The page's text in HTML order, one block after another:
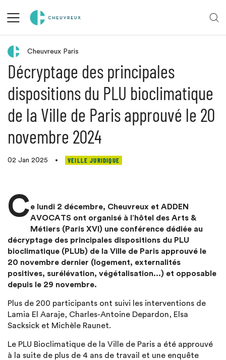
Veille juridique
Cheuvreux Paris
Décryptage des principales
dispositions du PLU bioclimatique
de la Ville de Paris approuvé le 20
novembre 2024
02 Jan 2025 • VEILLE JURIDIQUE
Ce lundi 2 décembre, Cheuvreux et ADDEN
AVOCATS ont organisé à l’hôtel des Arts &
Métiers (Paris XVI) une conférence dédiée au
décryptage des principales dispositions du PLU
bioclimatique (PLUb) de la Ville de Paris approuvé le
20 novembre dernier (logement, externalités
positives, surélévation, végétalisation...) et opposable
depuis le 29 novembre.
Plus de 200 participants ont suivi les interventions de
Lamia El Aaraje, Charles-Antoine Depardon, Elsa
Sacksick et Michèle Raunet.
Le PLU Bioclimatique de la Ville de Paris a été approuvé
à la suite de plus de 4 ans de travail et une enquête